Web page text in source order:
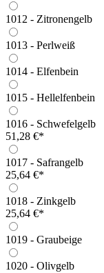
1012 - Zitronengelb
1013 - Perlweiß
1014 - Elfenbein
1015 - Hellelfenbein
1016 - Schwefelgelb
51,28 €*
1017 - Safrangelb
25,64 €*
1018 - Zinkgelb
25,64 €*
1019 - Graubeige
1020 - Olivgelb